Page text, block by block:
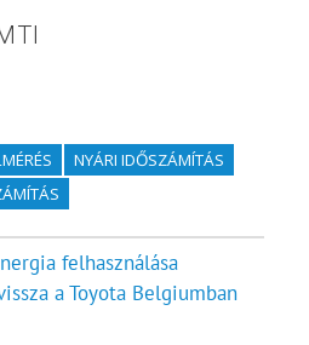
NYÁRI IDŐSZÁMÍTÁS
felhasználása
a Toyota Belgiumban